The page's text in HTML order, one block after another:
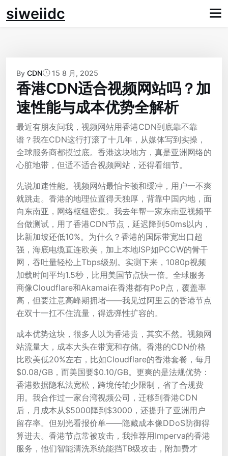
Skip
tosiweiidc
By CDN 15 8 月, 2025
香港CDN适合视频网站吗？加
速性能与成本优势全解析
最近有朋友问我，视频网站用香港CDN到底靠不靠
谱？我在CDN这行打滚了十几年，从媒体写到实操，
全球服务商都摸过底。香港这块地方，真是亚洲网络的
心脏地带，但适不适合视频网站，还得看细节。
先说加速性能。视频网站最怕卡顿和缓冲，用户一不爽
就跳走。香港的地理位置得天独厚，背靠中国内地，面
向东南亚，网络枢纽密集。我去年帮一家东南亚视频平
台做测试，用了香港CDN节点，延迟降到50ms以内，
比新加坡还低10%。为什么？香港的国际带宽出口超
强，海底电缆直连欧美，加上本地ISP如PCCW的骨干
网，吞吐量轻松上Tbps级别。实测下来，1080p视频
加载时间平均1.5秒，比用美国节点快一倍。全球服务
商像Cloudflare和Akamai在香港都有PoP点，覆盖率
高，但要注意高峰期拥堵——我见过阿里云的香港节点
在双十一扛不住流量，得选弹性扩容的。
成本优势这块，很多人以为香港贵，其实不然。视频网
站流量大，成本大头在带宽和存储。香港的CDN价格
比欧美低20%左右，比如Cloudflare的香港套餐，每月
$0.08/GB，而美国要$0.10/GB。更爽的是法规优势：
香港数据隐私法宽松，跨境传输少限制，省了合规费
用。我合作过一家台湾视频公司，迁移到香港CDN
后，月成本从$5000降到$3000，还提升了亚洲用户
留存率。但别光看报价单——隐藏成本像DDoS防御得
算进去。香港节点常被攻击，我推荐用Imperva的香港
服务，他们智能清洗系统能挡TB级攻击，附加费才